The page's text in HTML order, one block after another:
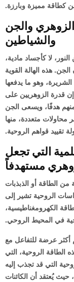
كطاقة مميزة وبارزة.
الزوهري والجن
والشياطين
لا كأجساد مادية،
هذه الهالة القوية
وهو ما يدفعها
قدرة الزوهريين على
هدفًا، ويسعى الجن
محاولات متعددة، منها
تقييد قواهم الروحية.
التي تجعل
مستهدفاً
الطاقة أو الذبذبات
الروحية تشير إلى
الكهرومغناطيسية،
في المحيط الروحي.
أكثر عرضة للتفاعل مع
الطاقة الروحية، التي
التي قد تجذب إليه
يُعتقد أن الكائنات